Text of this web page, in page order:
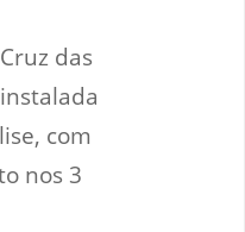
das
com
nos 3